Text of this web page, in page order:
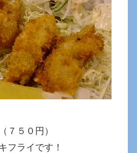
７５０円）
フライです！